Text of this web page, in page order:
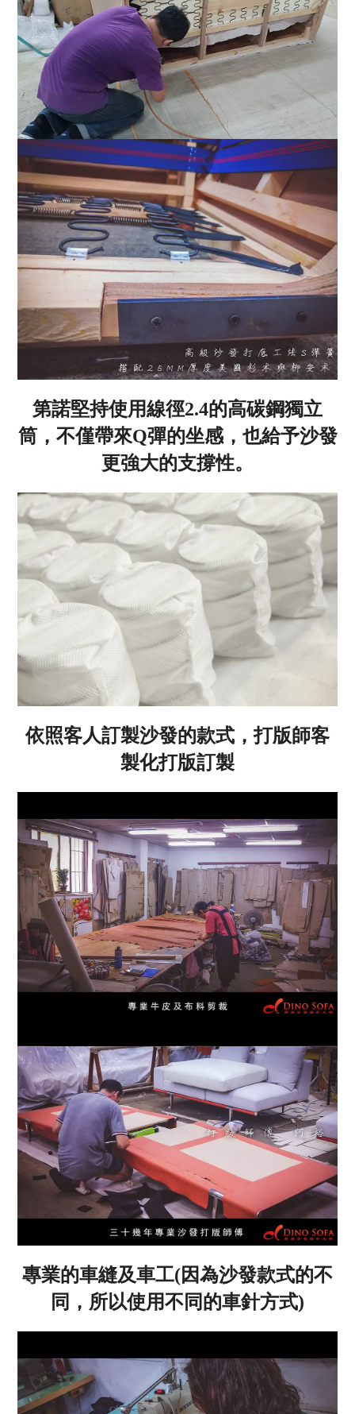
第諾堅持使用線徑2.4的高碳鋼獨立
筒，不僅帶來Q彈的坐感，也給予沙發
更強大的支撐性。
依照客人訂製沙發的款式，打版師客
製化打版訂製
專業的車縫及車工(因為沙發款式的不
同，所以使用不同的車針方式)